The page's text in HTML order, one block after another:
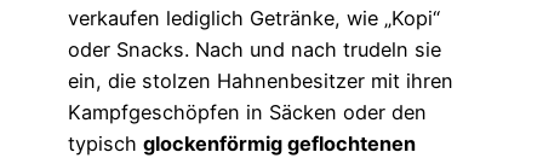
verkaufen lediglich Getränke, wie „Kopi“
oder Snacks. Nach und nach trudeln sie
ein, die stolzen Hahnenbesitzer mit ihren
Kampfgeschöpfen in Säcken oder den
typisch glockenförmig geflochtenen